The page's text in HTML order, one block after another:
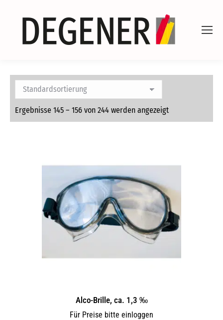
Ergebnisse 145 – 156 von 244 werden angezeigt
Alco-Brille, ca. 1,3 ‰
Für Preise bitte einloggen